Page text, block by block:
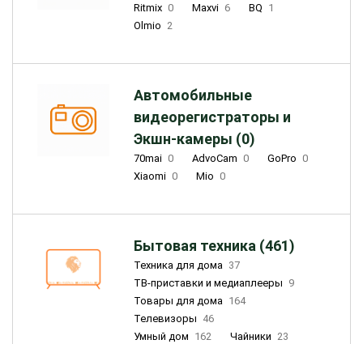
Ritmix 0 Maxvi 6 BQ 1
Olmio 2
Автомобильные
видеорегистраторы и
Экшн-камеры (0)
70mai 0 AdvoCam 0 GoPro 0
Xiaomi 0 Mio 0
Бытовая техника (461)
Техника для дома 37
ТВ-приставки и медиаплееры 9
Товары для дома 164
Телевизоры 46
Умный дом 162 Чайники 23